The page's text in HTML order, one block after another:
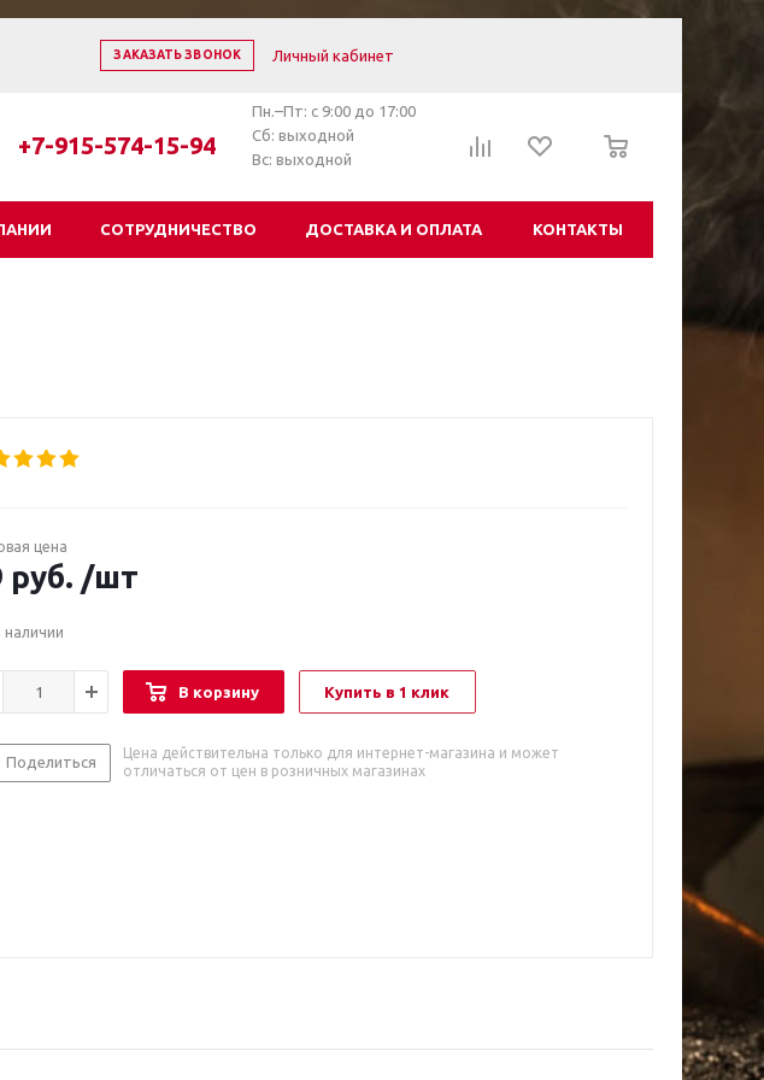
ЗАКАЗАТЬ ЗВОНОК Личный кабинет
+7-915-574-15-94
Пн.–Пт: с 9:00 до 17:00
Сб: выходной
Вс: выходной
СОТРУДНИЧЕСТВО ДОСТАВКА И ОПЛАТА КОНТАКТЫ
цена
руб. /шт
наличии
В корзину Купить в 1 клик
Поделиться
Цена действительна только для интернет-магазина и может
отличаться от цен в розничных магазинах